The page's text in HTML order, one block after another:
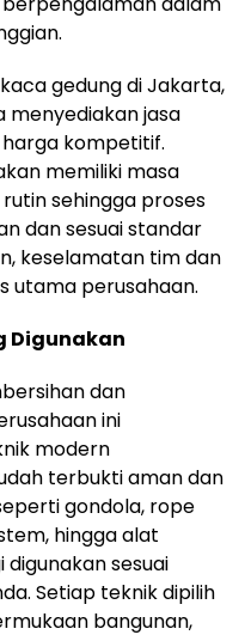
gedung di Jakarta,
menyediakan jasa
kompetitif.
memiliki masa
sehingga proses
dan sesuai standar
keselamatan tim dan
utama perusahaan.
Digunakan
dan
ini
modern
terbukti aman dan
gondola, rope
hingga alat
sesuai
Setiap teknik dipilih
bangunan,